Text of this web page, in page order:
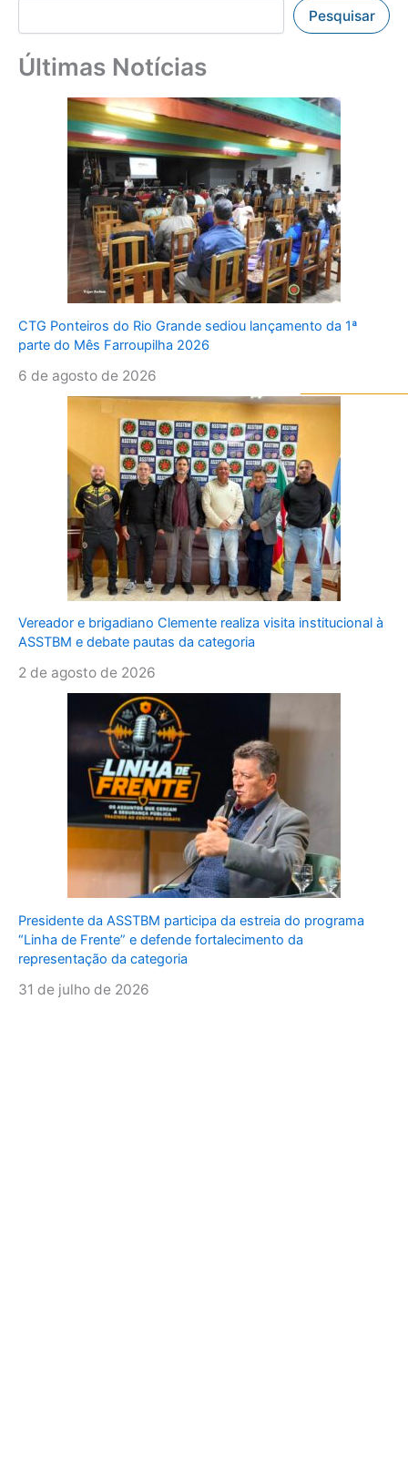
Pesquisar
Últimas Notícias
CTG Ponteiros do Rio Grande sediou lançamento da 1ª
parte do Mês Farroupilha 2026
6 de agosto de 2026
Vereador e brigadiano Clemente realiza visita institucional à
ASSTBM e debate pautas da categoria
2 de agosto de 2026
Presidente da ASSTBM participa da estreia do programa
“Linha de Frente” e defende fortalecimento da
representação da categoria
31 de julho de 2026